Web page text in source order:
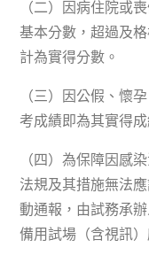
（二）因病住院或
基本分數，超過及
計為實得分數。
（三）因公假、懷
考成績即為其實得
（四）為保障因感
法規及其措施無法
動通報，由試務承
備用試場（含視訊